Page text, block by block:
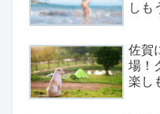
しも
佐賀
場！
楽し